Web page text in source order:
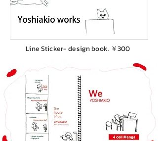
Line Sticker- design book. ￥300